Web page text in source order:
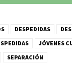
DESPEDIDAS
JÓVENES
SEPARACIÓN